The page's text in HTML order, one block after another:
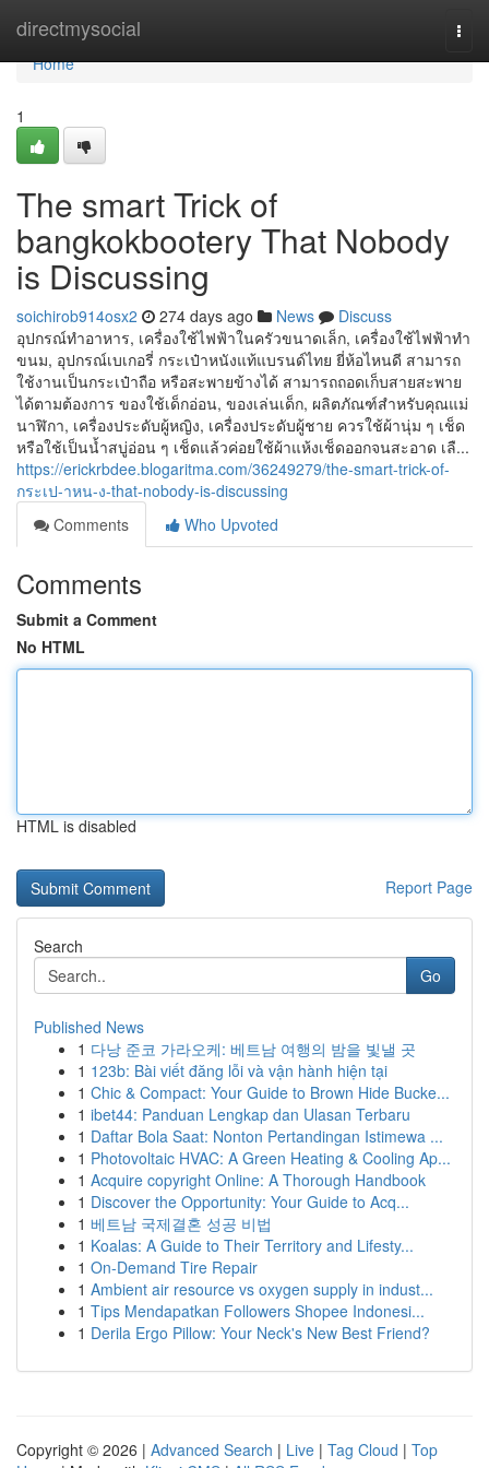
directmysocial
Home
Home
1
The smart Trick of
bangkokbootery That Nobody
is Discussing
soichirob914osx2 274 days ago News
Discuss
อุปกรณ์ทำอาหาร, เครื่องใช้ไฟฟ้าในครัวขนาดเล็ก, เครื่องใช้ไฟฟ้าทำ
ขนม, อุปกรณ์เบเกอรี่ กระเป๋าหนังแท้แบรนด์ไทย ยี่ห้อไหนดี สามารถ
ใช้งานเป็นกระเป๋าถือ หรือสะพายข้างได้ สามารถถอดเก็บสายสะพาย
ได้ตามต้องการ ของใช้เด็กอ่อน, ของเล่นเด็ก, ผลิตภัณฑ์สำหรับคุณแม่
นาฬิกา, เครื่องประดับผู้หญิง, เครื่องประดับผู้ชาย ควรใช้ผ้านุ่ม ๆ เช็ด
หรือใช้เป็นน้ำสบู่อ่อน ๆ เช็ดแล้วค่อยใช้ผ้าแห้งเช็ดออกจนสะอาด เลื...
https://erickrbdee.blogaritma.com/36249279/the-smart-trick-of-
กระเป-าหน-ง-that-nobody-is-discussing
Comments
Who Upvoted
Comments
Submit a Comment
No HTML
HTML is disabled
Report Page
Search
Go
Published News
1 다낭 준코 가라오케: 베트남 여행의 밤을 빛낼 곳
1 123b: Bài viết đăng lỗi và vận hành hiện tại
1 Chic & Compact: Your Guide to Brown Hide Bucke...
1 ibet44: Panduan Lengkap dan Ulasan Terbaru
1 Daftar Bola Saat: Nonton Pertandingan Istimewa ...
1 Photovoltaic HVAC: A Green Heating & Cooling Ap...
1 Acquire copyright Online: A Thorough Handbook
1 Discover the Opportunity: Your Guide to Acq...
1 베트남 국제결혼 성공 비법
1 Koalas: A Guide to Their Territory and Lifesty...
1 On-Demand Tire Repair
1 Ambient air resource vs oxygen supply in indust...
1 Tips Mendapatkan Followers Shopee Indonesi...
1 Derila Ergo Pillow: Your Neck's New Best Friend?
Copyright © 2026 | Advanced Search | Live | Tag Cloud | Top